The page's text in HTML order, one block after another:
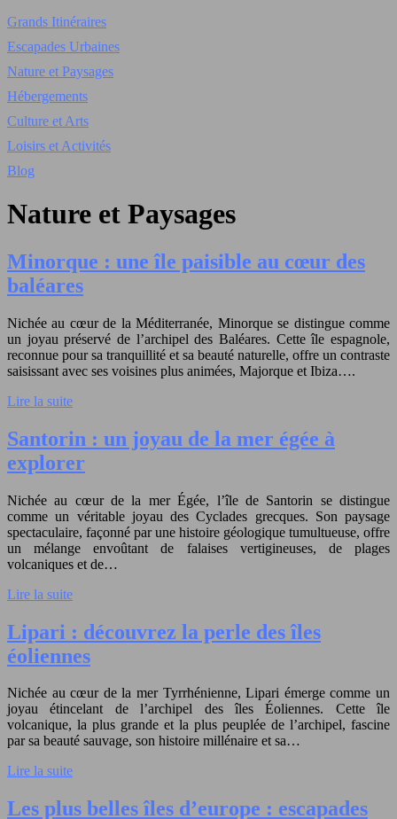
Grands Itinéraires
Escapades Urbaines
Nature et Paysages
Hébergements
Culture et Arts
Loisirs et Activités
Blog
Nature et Paysages
Minorque : une île paisible au cœur des
baléares
Nichée au cœur de la Méditerranée, Minorque se distingue comme
un joyau préservé de l’archipel des Baléares. Cette île espagnole,
reconnue pour sa tranquillité et sa beauté naturelle, offre un contraste
saisissant avec ses voisines plus animées, Majorque et Ibiza….
Lire la suite
Santorin : un joyau de la mer égée à
explorer
Nichée au cœur de la mer Égée, l’île de Santorin se distingue
comme un véritable joyau des Cyclades grecques. Son paysage
spectaculaire, façonné par une histoire géologique tumultueuse, offre
un mélange envoûtant de falaises vertigineuses, de plages
volcaniques et de…
Lire la suite
Lipari : découvrez la perle des îles
éoliennes
Nichée au cœur de la mer Tyrrhénienne, Lipari émerge comme un
joyau étincelant de l’archipel des îles Éoliennes. Cette île
volcanique, la plus grande et la plus peuplée de l’archipel, fascine
par sa beauté sauvage, son histoire millénaire et sa…
Lire la suite
Les plus belles îles d’europe : escapades